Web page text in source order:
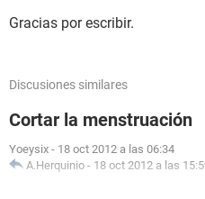
Gracias por escribir.
Discusiones similares
Cortar la menstruación
Yoeysix - 18 oct 2012 a las 06:34
A.Herquinio - 18 oct 2012 a las